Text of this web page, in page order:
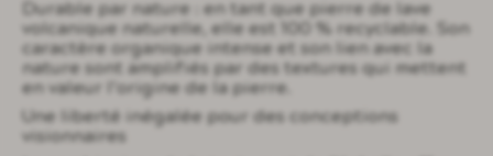
Durable par nature : en tant que pierre de lave
volcanique naturelle, elle est 100 % recyclable. Son
caractère organique intense et son lien avec la
nature sont amplifiés par des textures qui mettent
en valeur l’origine de la pierre.
Une liberté inégalée pour des conceptions
visionnaires